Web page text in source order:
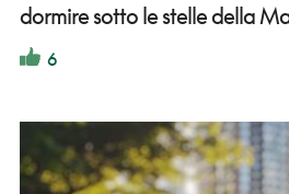
dormire sotto le stelle della
6